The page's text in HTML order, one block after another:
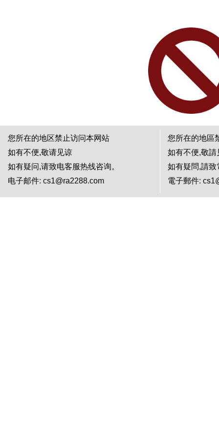
您所在的地区禁止访问本网站
如有不便,敬请见谅
如有疑问,请致电客服热线咨询。
电子邮件: cs1@ra2288.com
您所在的地區
如有不便,敬請
如有疑問,請
電子郵件: